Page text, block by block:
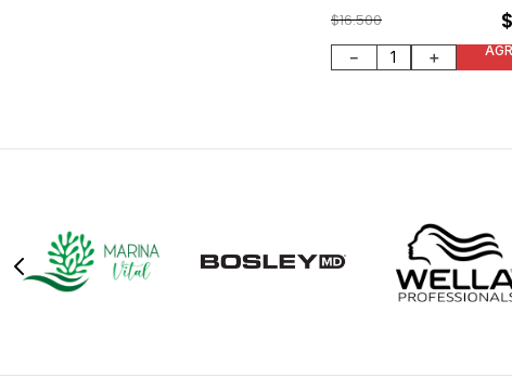
$16.500
＋
－